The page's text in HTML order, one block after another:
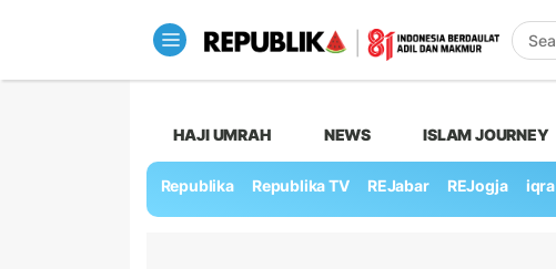
HAJI UMRAH NEWS ISLAM JOURNEY
Republika Republika TV REJabar REJogja iqra